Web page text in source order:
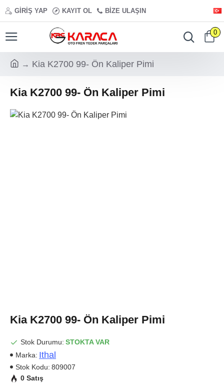
GIRIŞ YAP KAYIT OL BIZE ULAŞIN
0
Kia K2700 99- Ön Kaliper Pimi
Kia K2700 99- Ön Kaliper Pimi
Kia K2700 99- Ön Kaliper Pimi
Stok Durumu: STOKTA VAR
Marka: Ithal
Stok Kodu: 809007
0 Satış